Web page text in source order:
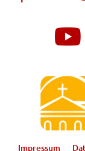
Impressum